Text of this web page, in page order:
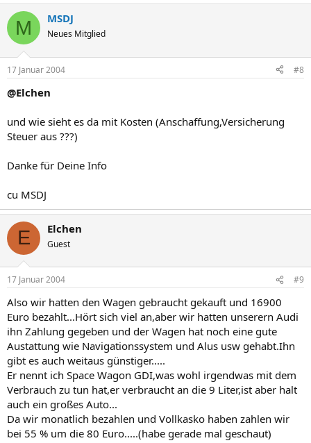
M MSDJ
Neues Mitglied
17 Januar 2004 #8
@Elchen
und wie sieht es da mit Kosten (Anschaffung,Versicherung
Steuer aus ???)
Danke für Deine Info
cu MSDJ
E Elchen
Guest
17 Januar 2004 #9
Also wir hatten den Wagen gebraucht gekauft und 16900
Euro bezahlt...Hört sich viel an,aber wir hatten unserern Audi
ihn Zahlung gegeben und der Wagen hat noch eine gute
Austattung wie Navigationssystem und Alus usw gehabt.Ihn
gibt es auch weitaus günstiger.....
Er nennt ich Space Wagon GDI,was wohl irgendwas mit dem
Verbrauch zu tun hat,er verbraucht an die 9 Liter,ist aber halt
auch ein großes Auto...
Da wir monatlich bezahlen und Vollkasko haben zahlen wir
bei 55 % um die 80 Euro.....(habe gerade mal geschaut)